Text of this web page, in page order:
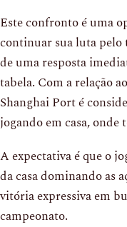
Este confronto é uma
continuar sua luta pelo
de uma resposta
tabela. Com a relação
Shanghai Port é
jogando em casa,
A expectativa é que o
da casa dominando as
vitória expressiva em
campeonato.